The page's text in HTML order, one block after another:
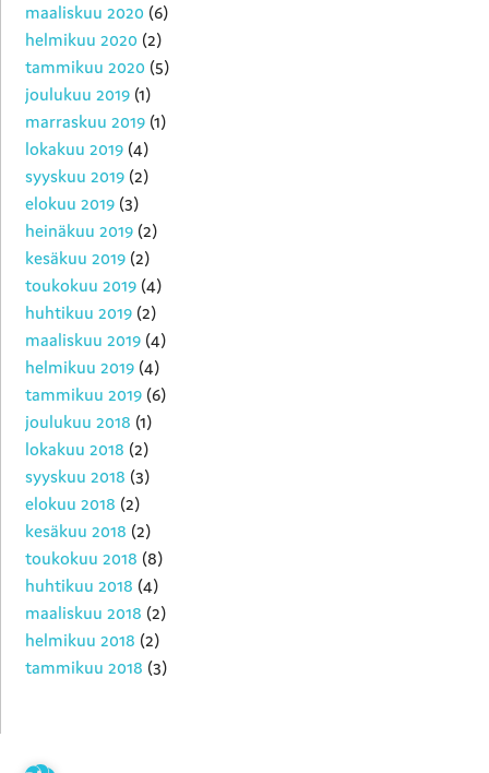
maaliskuu 2020 (6)
helmikuu 2020 (2)
tammikuu 2020 (5)
joulukuu 2019 (1)
marraskuu 2019 (1)
lokakuu 2019 (4)
syyskuu 2019 (2)
elokuu 2019 (3)
heinäkuu 2019 (2)
kesäkuu 2019 (2)
toukokuu 2019 (4)
huhtikuu 2019 (2)
maaliskuu 2019 (4)
helmikuu 2019 (4)
tammikuu 2019 (6)
joulukuu 2018 (1)
lokakuu 2018 (2)
syyskuu 2018 (3)
elokuu 2018 (2)
kesäkuu 2018 (2)
toukokuu 2018 (8)
huhtikuu 2018 (4)
maaliskuu 2018 (2)
helmikuu 2018 (2)
tammikuu 2018 (3)